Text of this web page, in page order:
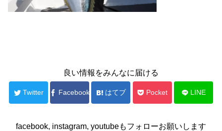
良い情報をみんなに届ける
Twitter Facebook はてブ Pocket LINE
facebook, instagram, youtubeもフォローお願いします